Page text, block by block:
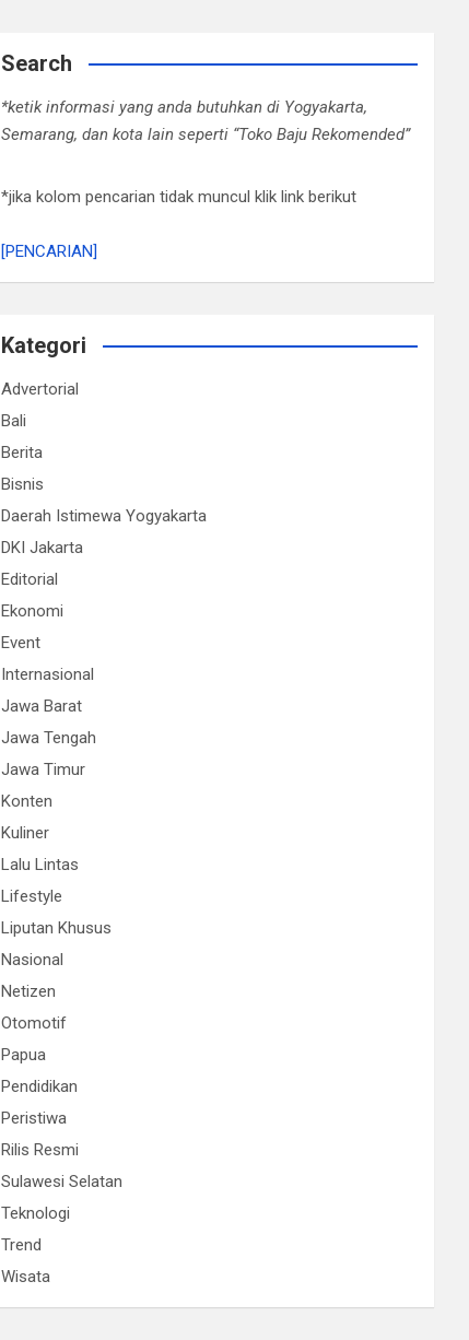
Search
*ketik informasi yang anda butuhkan di Yogyakarta,
Semarang, dan kota lain seperti “Toko Baju Rekomended”
*jika kolom pencarian tidak muncul klik link berikut
[PENCARIAN]
Kategori
Advertorial
Bali
Berita
Bisnis
Daerah Istimewa Yogyakarta
DKI Jakarta
Editorial
Ekonomi
Event
Internasional
Jawa Barat
Jawa Tengah
Jawa Timur
Konten
Kuliner
Lalu Lintas
Lifestyle
Liputan Khusus
Nasional
Netizen
Otomotif
Papua
Pendidikan
Peristiwa
Rilis Resmi
Sulawesi Selatan
Teknologi
Trend
Wisata